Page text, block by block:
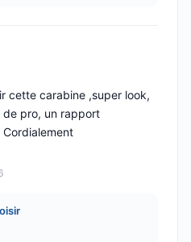
cette carabine ,super look,
de pro, un rapport